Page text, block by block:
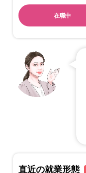
在職中
直近の就業形態